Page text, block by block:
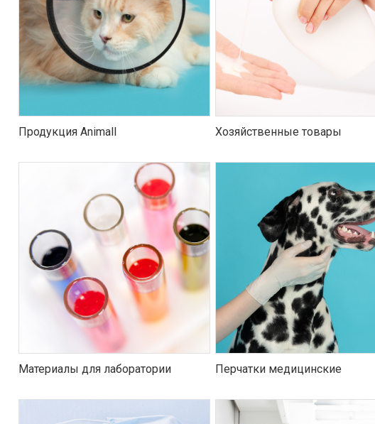
Продукция Animall Хозяйственные товары
Материалы для лаборатории Перчатки медицинские